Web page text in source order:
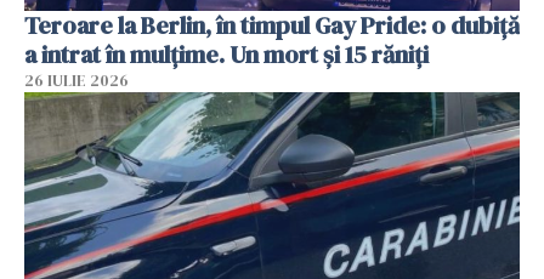
Teroare la Berlin, în timpul Gay Pride: o dubiță
a intrat în mulțime. Un mort și 15 răniți
26 IULIE 2026